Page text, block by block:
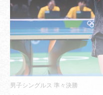
男子シングルス 準々決勝